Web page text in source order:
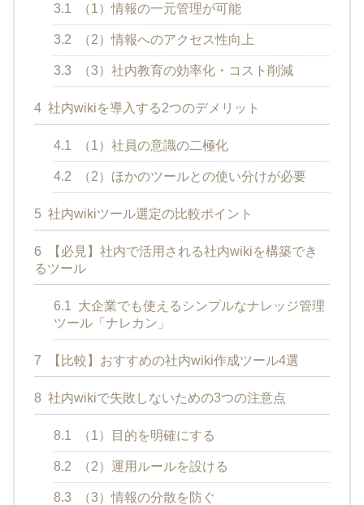
3.1 （1）情報の一元管理が可能
3.2 （2）情報へのアクセス性向上
3.3 （3）社内教育の効率化・コスト削減
4 社内wikiを導入する2つのデメリット
4.1 （1）社員の意識の二極化
4.2 （2）ほかのツールとの使い分けが必要
5 社内wikiツール選定の比較ポイント
6
【必見】社内で活用される社内wikiを構築でき
るツール
6.1 大企業でも使えるシンプルなナレッジ管理
ツール「ナレカン」
7 【比較】おすすめの社内wiki作成ツール4選
8 社内wikiで失敗しないための3つの注意点
8.1 （1）目的を明確にする
8.2 （2）運用ルールを設ける
8.3 （3）情報の分散を防ぐ